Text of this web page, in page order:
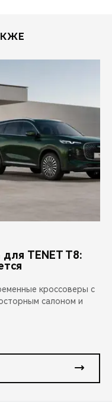
для TENET T8:
кроссоверы с
салоном и